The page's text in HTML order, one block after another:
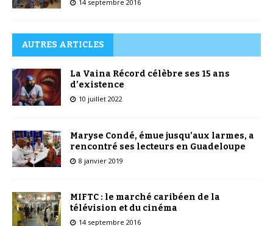
14 septembre 2016
AUTRES ARTICLES
La Vaina Récord célèbre ses 15 ans
d’existence
10 juillet 2022
Maryse Condé, émue jusqu’aux larmes, a
rencontré ses lecteurs en Guadeloupe
8 janvier 2019
MIFTC : le marché caribéen de la
télévision et du cinéma
14 septembre 2016